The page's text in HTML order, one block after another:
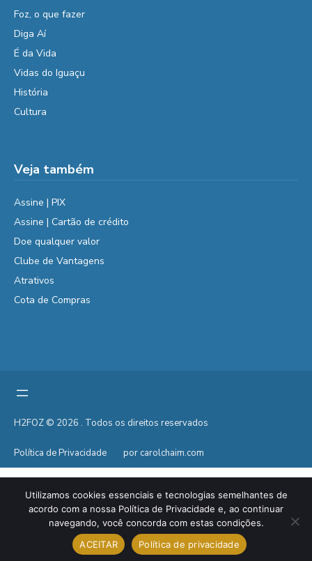
Foz, o que fazer
Diga Aí
É da Vida
Vidas do Iguaçu
História
Cultura
Veja também
Assine | PIX
Assine | Cartão de crédito
Doe qualquer valor
Clube de Vantagens
Atrativos
Cota de Compras
H2FOZ © 2026 . Todos os direitos reservados
Política de Privacidade por carolchaim.com
Utilizamos cookies essenciais e tecnologias semelhantes de
acordo com a nossa Política de Privacidade e, ao continuar
navegando, você concorda com estas condições.
ACEITAR
Política de privacidade